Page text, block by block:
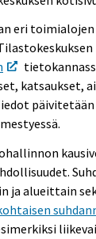
eri toimialojen
katsaukset,
päivitetään
ja alueittain